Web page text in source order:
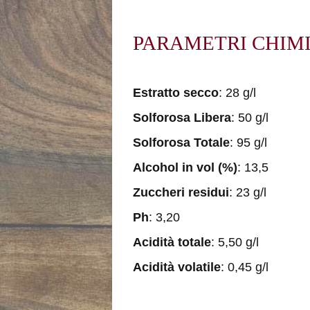
PARAMETRI
Estratto secco: 28 g/l
Solforosa Libera: 50 g/l
Solforosa Totale: 95 g/l
Alcohol in vol (%): 13,5
Zuccheri residui: 23 g/l
Ph: 3,20
Acidità totale: 5,50 g/l
Acidità volatile: 0,45 g/l